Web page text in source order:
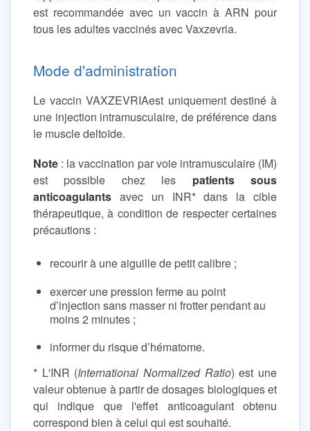
est recommandée avec un vaccin à ARN pour
tous les adultes vaccinés avec Vaxzevria.
Mode d'administration
Le vaccin VAXZEVRIAest uniquement destiné à
une injection intramusculaire, de préférence dans
le muscle deltoïde.
Note : la vaccination par voie intramusculaire (IM)
est possible chez les patients sous
anticoagulants avec un INR* dans la cible
thérapeutique, à condition de respecter certaines
précautions :
recourir à une aiguille de petit calibre ;
exercer une pression ferme au point
d’injection sans masser ni frotter pendant au
moins 2 minutes ;
informer du risque d’hématome.
* L'INR (International Normalized Ratio) est une
valeur obtenue à partir de dosages biologiques et
qui indique que l'effet anticoagulant obtenu
correspond bien à celui qui est souhaité.